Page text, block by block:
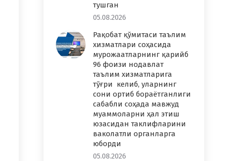
тушган
05.08.2026
Рақобат қўмитаси таълим
хизматлари соҳасида
мурожаатларнинг қарийб
96 фоизи нодавлат
таълим хизматларига
тўғри келиб, уларнинг
сони ортиб бораётганлиги
сабабли соҳада мавжуд
муаммоларни ҳал этиш
юзасидан таклифларини
ваколатли органларга
юборди
05.08.2026